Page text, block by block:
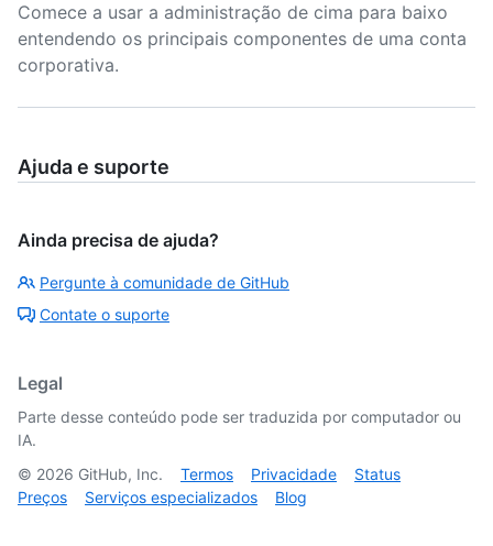
Comece a usar a administração de cima para baixo
entendendo os principais componentes de uma conta
corporativa.
Ajuda e suporte
Ainda precisa de ajuda?
Pergunte à comunidade de GitHub
Contate o suporte
Legal
Parte desse conteúdo pode ser traduzida por computador ou
IA.
© 2026 GitHub, Inc. Termos Privacidade
Status
Preços
Serviços especializados Blog